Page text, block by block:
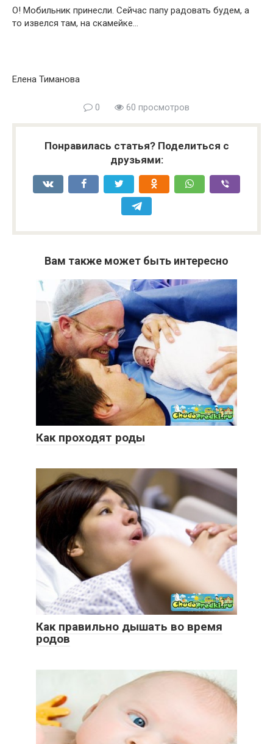
О! Мобильник принесли. Сейчас папу радовать будем, а
то извелся там, на скамейке…
Елена Тиманова
0 60 просмотров
Понравилась статья? Поделиться с
друзьями:
Вам также может быть интересно
Как проходят роды
Как правильно дышать во время
родов